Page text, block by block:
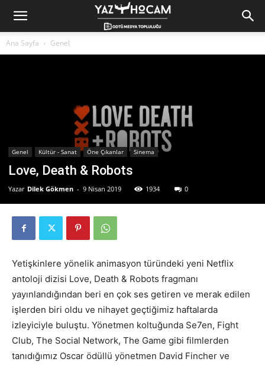
Yaz
Ana Sayfa Genel
Genel Kültür - Sanat Öne Çıkanlar Sinema
Love, Death & Robots
Yazar Dilek Gökmen - 9 Nisan 2019 1934 0
Yetişkinlere yönelik animasyon türündeki yeni Netflix
antoloji dizisi Love, Death & Robots fragmanı
yayınlandığından beri en çok ses getiren ve merak edilen
işlerden biri oldu ve nihayet geçtiğimiz haftalarda
izleyiciyle buluştu. Yönetmen koltuğunda Se7en, Fight
Club, The Social Network, The Game gibi filmlerden
tanıdığımız Oscar ödüllü yönetmen David Fincher ve